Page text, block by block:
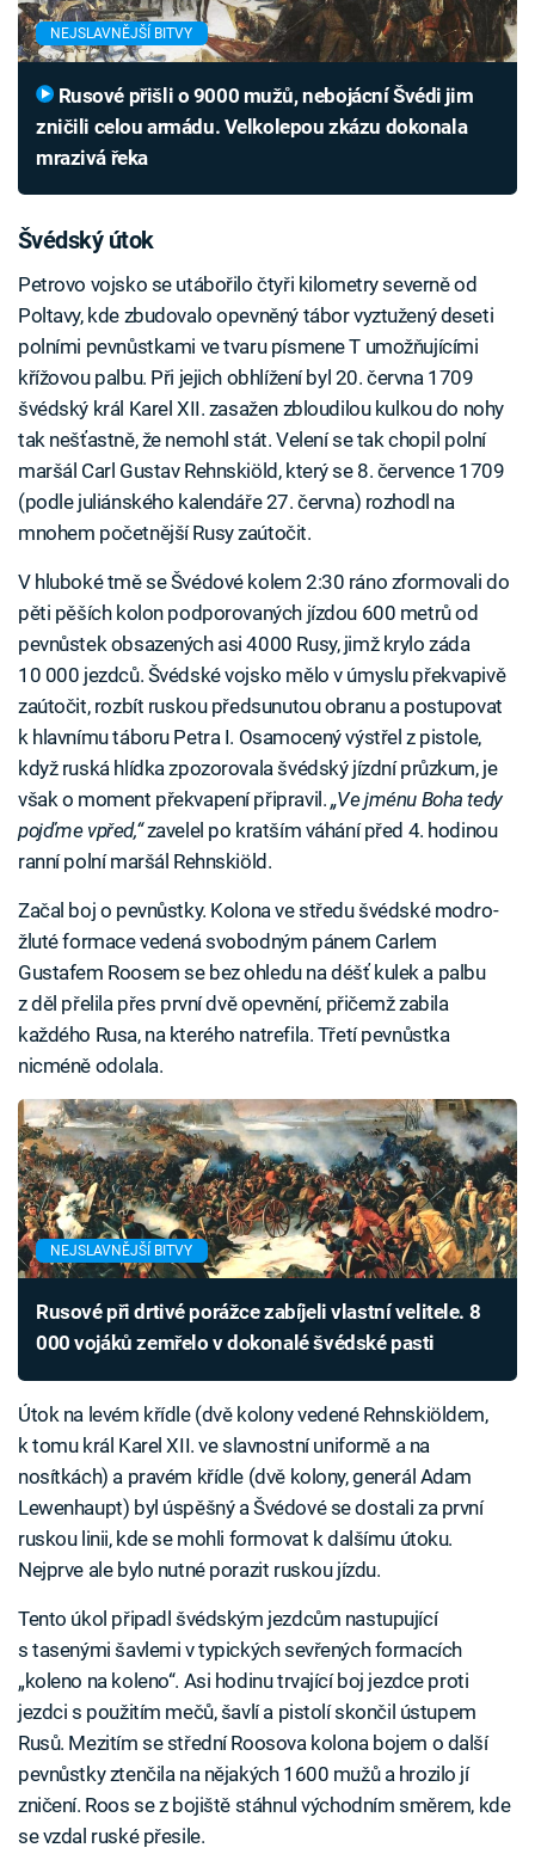
NEJSLAVNĚJŠÍ BITVY
zničili celou armádu. Velkolepou zkázu dokonala
mrazivá řeka
Švédský útok
Petrovo vojsko se utábořilo čtyři kilometry severně od
Poltavy, kde zbudovalo opevněný tábor vyztužený deseti
polními pevnůstkami ve tvaru písmene T umožňujícími
křížovou palbu. Při jejich obhlížení byl 20. června 1709
švédský král Karel XII. zasažen zbloudilou kulkou do nohy
tak nešťastně, že nemohl stát. Velení se tak chopil polní
maršál Carl Gustav Rehnskiöld, který se 8. července 1709
(podle juliánského kalendáře 27. června) rozhodl na
mnohem početnější Rusy zaútočit.
V hluboké tmě se Švédové kolem 2:30 ráno zformovali do
pěti pěších kolon podporovaných jízdou 600 metrů od
pevnůstek obsazených asi 4000 Rusy, jimž krylo záda
10 000 jezdců. Švédské vojsko mělo v úmyslu překvapivě
zaútočit, rozbít ruskou předsunutou obranu a postupovat
k hlavnímu táboru Petra I. Osamocený výstřel z pistole,
když ruská hlídka zpozorovala švédský jízdní průzkum, je
však o moment překvapení připravil. „Ve jménu Boha tedy
pojďme vpřed,“zavelel po kratším váhání před 4. hodinou
ranní polní maršál Rehnskiöld.
Začal boj o pevnůstky. Kolona ve středu švédské modro-
žluté formace vedená svobodným pánem Carlem
Gustafem Roosem se bez ohledu na déšť kulek a palbu
z děl přelila přes první dvě opevnění, přičemž zabila
každého Rusa, na kterého natrefila. Třetí pevnůstka
nicméně odolala.
NEJSLAVNĚJŠÍ BITVY
Rusové při drtivé porážce zabíjeli vlastní velitele. 8
000 vojáků zemřelo v dokonalé švédské pasti
Útok na levém křídle (dvě kolony vedené Rehnskiöldem,
k tomu král Karel XII. ve slavnostní uniformě a na
nosítkách) a pravém křídle (dvě kolony, generál Adam
Lewenhaupt) byl úspěšný a Švédové se dostali za první
ruskou linii, kde se mohli formovat k dalšímu útoku.
Nejprve ale bylo nutné porazit ruskou jízdu.
Tento úkol připadl švédským jezdcům nastupující
s tasenými šavlemi v typických sevřených formacích
„koleno na koleno“. Asi hodinu trvající boj jezdce proti
jezdci s použitím mečů, šavlí a pistolí skončil ústupem
Rusů. Mezitím se střední Roosova kolona bojem o další
pevnůstky ztenčila na nějakých 1600 mužů a hrozilo jí
zničení. Roos se z bojiště stáhnul východním směrem, kde
se vzdal ruské přesile.